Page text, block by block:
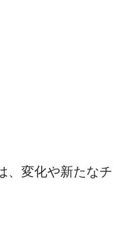
、変化や新たなチ